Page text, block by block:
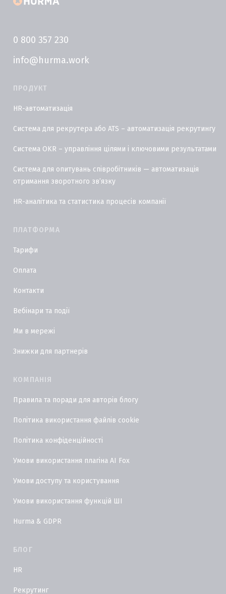
0 800 357 230
info@hurma.work
ПРОДУКТ
HR-автоматизація
Система для рекрутера або ATS – автоматизація рекрутингу
Система OKR – управління цілями і ключовими результатами
Система для опитувань співробітників — автоматизація
отримання зворотного звʼязку
HR-аналітика та статистика процесів компанії
ПЛАТФОРМА
Тарифи
Оплата
Контакти
Вебінари та події
Ми в мережі
Знижки для партнерів
КОМПАНІЯ
Правила та поради для авторів блогу
Політика використання файлів cookie
Політика конфіденційності
Умови використання плагіна AI Fox
Умови доступу та користування
Умови використання функцій ШІ
Hurma & GDPR
БЛОГ
HR
Рекрутинг